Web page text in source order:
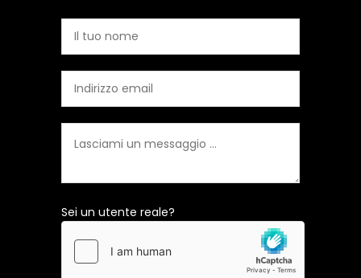
Sei un utente reale?